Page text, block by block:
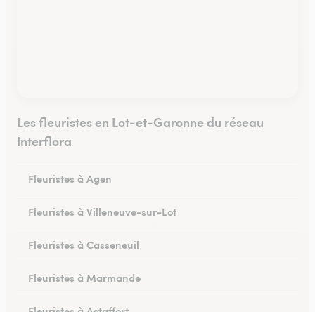
Les fleuristes en Lot-et-Garonne du réseau
Interflora
Fleuristes à Agen
Fleuristes à Villeneuve-sur-Lot
Fleuristes à Casseneuil
Fleuristes à Marmande